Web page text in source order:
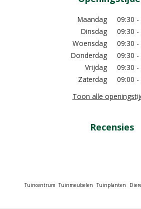
Maandag
09:30 -
Dinsdag
09:30 -
Woensdag
09:30 -
Donderdag
09:30 -
Vrijdag
09:30 -
Zaterdag
09:00 -
Toon alle
Recensies
Tuincentrum Tuinmeubelen Tuinplanten